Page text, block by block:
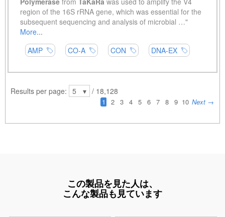
この製品を見た人は、
こんな製品も見ています